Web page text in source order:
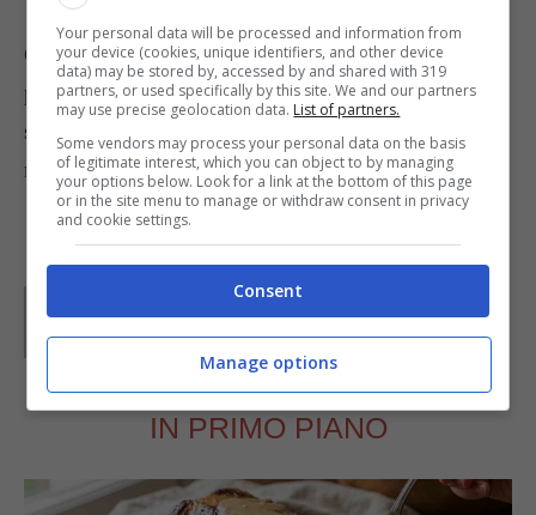
Coprite la superficie con la carta di alluminio e
passate nel frigorifero per qualche ora; quindi
sformate la mattonella immergendo lo stampo
nell’acqua calda.
IN PRIMO PIANO
Your personal data will be processed and information from
your device (cookies, unique identifiers, and other device
data) may be stored by, accessed by and shared with 319
partners, or used specifically by this site. We and our partners
may use precise geolocation data. List of partners.
Some vendors may process your personal data on the basis
of legitimate interest, which you can object to by managing
your options below. Look for a link at the bottom of this page
or in the site menu to manage or withdraw consent in privacy
and cookie settings.
Consent
Manage options